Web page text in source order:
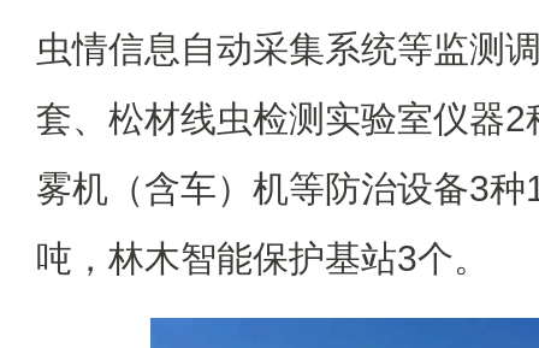
虫情信息自动采集系统等监测
套、松材线虫检测实验室仪器
雾机（含车）机等防治设备3
吨，林木智能保护基站3个。